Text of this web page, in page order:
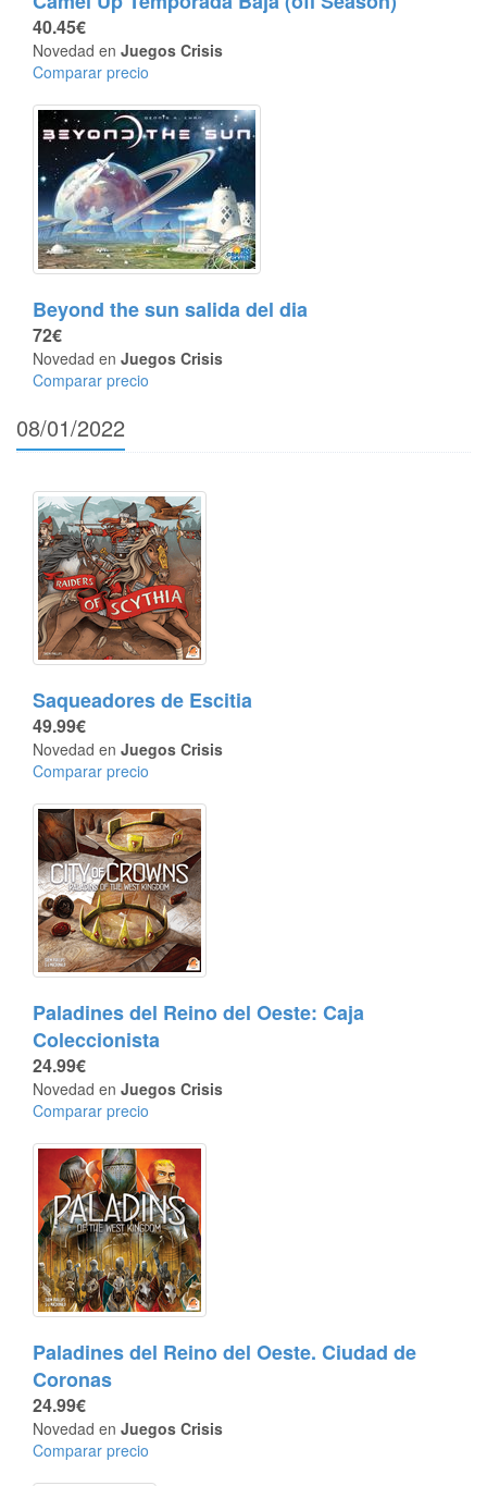
40.45€
Novedad en Juegos Crisis
Comparar precio
Beyond the sun salida del dia
72€
Novedad en Juegos Crisis
Comparar precio
08/01/2022
Saqueadores de Escitia
49.99€
Novedad en Juegos Crisis
Comparar precio
Paladines del Reino del Oeste: Caja
Coleccionista
24.99€
Novedad en Juegos Crisis
Comparar precio
Paladines del Reino del Oeste. Ciudad de
Coronas
24.99€
Novedad en Juegos Crisis
Comparar precio